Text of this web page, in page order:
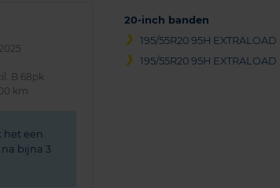
20-inch banden
195/55R20 95H EXTRALOAD
195/55R20 95H EXTRALOAD
B 68pk
km
het een
bijna 3